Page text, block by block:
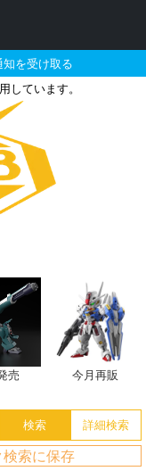
を受け取る
しています。
売・再販
売 今月再販
索に保存